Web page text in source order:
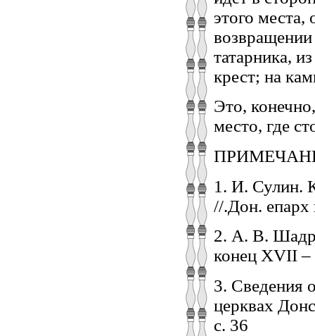
этого места,
татарника,
крест; на
Это,
место, где
1. И. Сулин.
//.Дон. епарх
2. А. В.
конец XVII –
3. Сведения
церквах
с. 36